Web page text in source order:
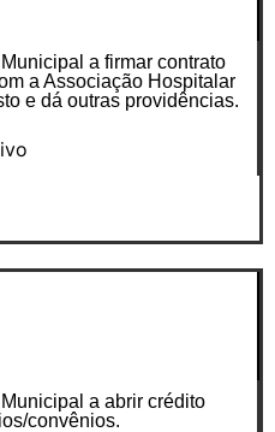
a firmar contrato
a Associação Hospitalar
e dá outras providências.
a abrir crédito
convênios.